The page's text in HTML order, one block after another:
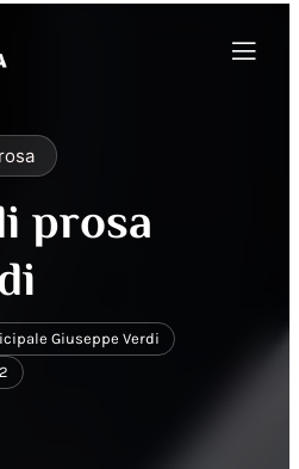
prosa
Giuseppe Verdi